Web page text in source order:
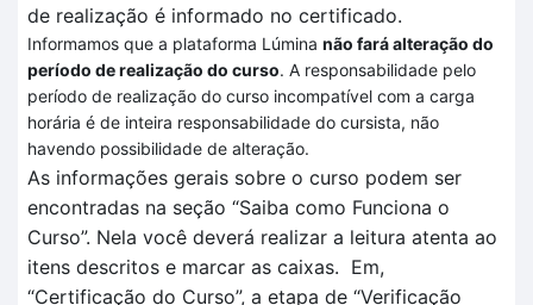
de realização é informado no certificado.
Informamos que a plataforma Lúmina não fará alteração do
período de realização do curso. A responsabilidade pelo
período de realização do curso incompatível com a carga
horária é de inteira responsabilidade do cursista, não
havendo possibilidade de alteração.
As informações gerais sobre o curso podem ser
encontradas na seção “Saiba como Funciona o
Curso”. Nela você deverá realizar a leitura atenta ao
itens descritos e marcar as caixas. Em,
“Certificação do Curso”, a etapa de “Verificação